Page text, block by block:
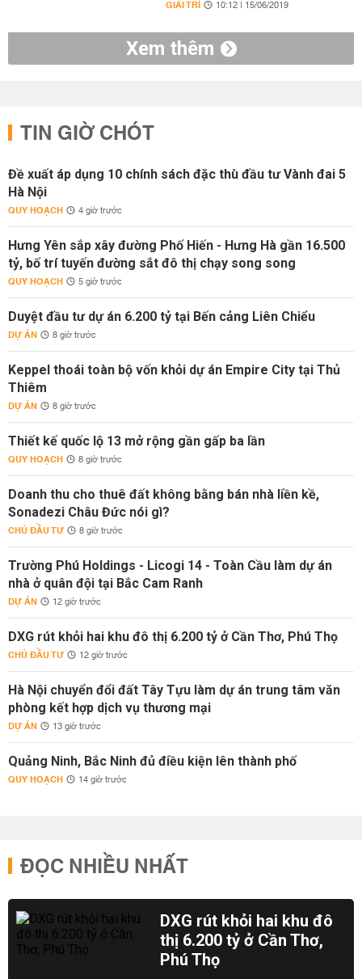
GIẢI TRÍ 10:12 | 15/06/2019
Xem thêm
TIN GIỜ CHÓT
Đề xuất áp dụng 10 chính sách đặc thù đầu tư Vành đai 5
Hà Nội
QUY HOẠCH 4 giờ trước
Hưng Yên sắp xây đường Phố Hiến - Hưng Hà gần 16.500
tỷ, bố trí tuyến đường sắt đô thị chạy song song
QUY HOẠCH 5 giờ trước
Duyệt đầu tư dự án 6.200 tỷ tại Bến cảng Liên Chiểu
DỰ ÁN 8 giờ trước
Keppel thoái toàn bộ vốn khỏi dự án Empire City tại Thủ
Thiêm
DỰ ÁN 8 giờ trước
Thiết kế quốc lộ 13 mở rộng gần gấp ba lần
QUY HOẠCH 8 giờ trước
Doanh thu cho thuê đất không bằng bán nhà liền kề,
Sonadezi Châu Đức nói gì?
CHỦ ĐẦU TƯ 8 giờ trước
Trường Phú Holdings - Licogi 14 - Toàn Cầu làm dự án
nhà ở quân đội tại Bắc Cam Ranh
DỰ ÁN 12 giờ trước
DXG rút khỏi hai khu đô thị 6.200 tỷ ở Cần Thơ, Phú Thọ
CHỦ ĐẦU TƯ 12 giờ trước
Hà Nội chuyển đổi đất Tây Tựu làm dự án trung tâm văn
phòng kết hợp dịch vụ thương mại
DỰ ÁN 13 giờ trước
Quảng Ninh, Bắc Ninh đủ điều kiện lên thành phố
QUY HOẠCH 14 giờ trước
ĐỌC NHIỀU NHẤT
DXG rút khỏi hai khu đô
thị 6.200 tỷ ở Cần Thơ,
Phú Thọ